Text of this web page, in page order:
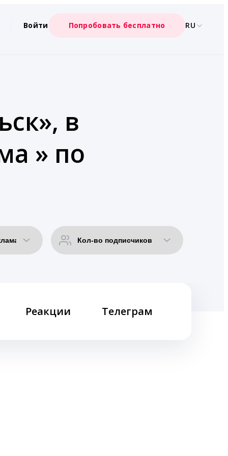
Войти Попробовать бесплатно RU
в
» по
Реакции Телеграм